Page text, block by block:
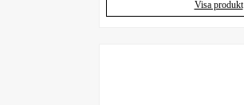
Visa produkt